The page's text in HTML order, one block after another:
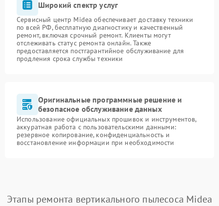
Широкий спектр услуг
Сервисный центр Midea обеспечивает доставку техники
по всей РФ, бесплатную диагностику и качественный
ремонт, включая срочный ремонт. Клиенты могут
отслеживать статус ремонта онлайн. Также
предоставляется постгарантийное обслуживание для
продления срока службы техники
Оригинальные программные решение и
безопасное обслуживание данных
Использование официальных прошивок и инструментов,
аккуратная работа с пользовательскими данными:
резервное копирование, конфиденциальность и
восстановление информации при необходимости
Этапы ремонта вертикального пылесоса Midea